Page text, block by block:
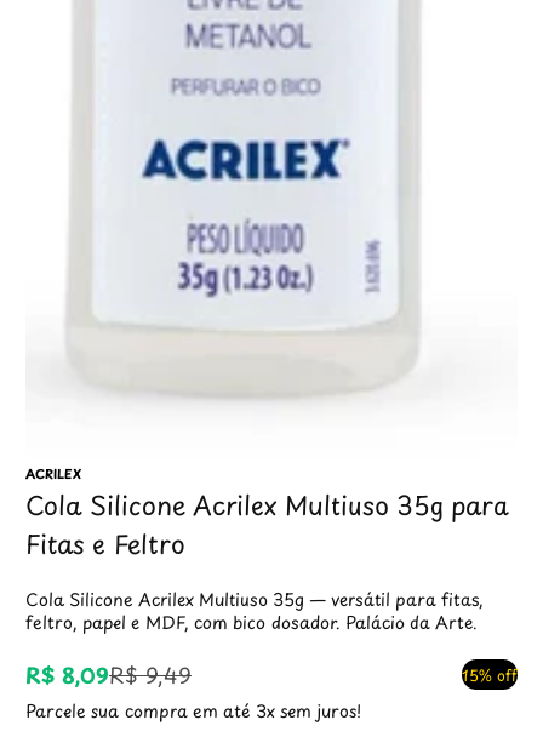
1/1
ACRILEX
Cola Silicone Acrilex Multiuso 35g para
Fitas e Feltro
Cola Silicone Acrilex Multiuso 35g — versátil para fitas,
feltro, papel e MDF, com bico dosador. Palácio da Arte.
Preço
promocional
R$ 8,09
Preço
regular
R$ 9,49 15% off
Parcele sua compra em até 3x sem juros!